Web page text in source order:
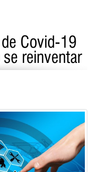
Covid-19
reinventar